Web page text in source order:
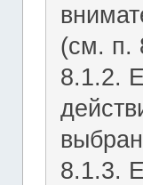
(см. п.
8.1.2.
8.1.3.